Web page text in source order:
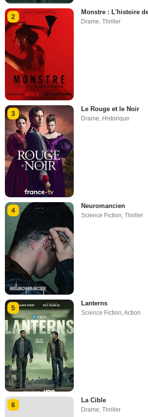
2
Monstre : L'histoire
Drame ,Thriller
3
Le Rouge et le Noir
Drame, Historique
4
Neuromancien
Science Fiction,Thriller
5
Lanterns
Science Fiction ,Action
6
La Cible
Drame,Thriller